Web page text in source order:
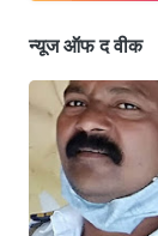
न्यूज ऑफ द वीक